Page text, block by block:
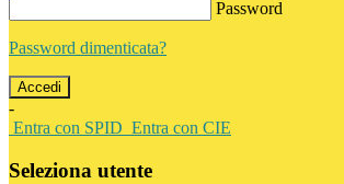
Password
Password dimenticata?
-
Entra con SPID Entra con CIE
Seleziona utente